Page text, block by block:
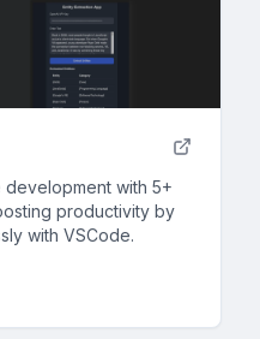
development with 5+
productivity by
with VSCode.